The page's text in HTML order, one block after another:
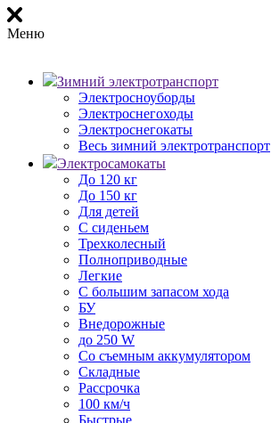
Меню
Зимний электротранспорт
Электросноуборды
Электроснегоходы
Электроснегокаты
Весь зимний электротранспорт
Электросамокаты
До 120 кг
До 150 кг
Для детей
С сиденьем
Трехколесный
Полноприводные
Легкие
С большим запасом хода
БУ
Внедорожные
до 250 W
Со съемным аккумулятором
Складные
Рассрочка
100 км/ч
Быстрые